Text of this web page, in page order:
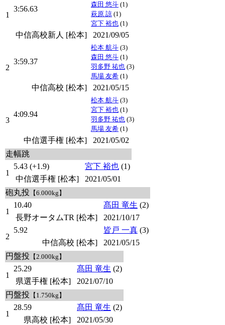
1
3:56.63
森田 悠斗 (1)
萩原 諒 (1)
宮下 裕也 (1)
中信高校新人 [松本] 2021/09/05
2
3:59.37
松本 航斗 (3)
森田 悠斗 (1)
羽多野 祐也 (3)
馬場 友希 (1)
中信高校 [松本] 2021/05/15
3
4:09.94
松本 航斗 (3)
宮下 裕也 (1)
羽多野 祐也 (3)
馬場 友希 (1)
中信選手権 [松本]
2021/05/02
走幅跳
1
5.43 (+1.9) 宮下 裕也 (1)
中信選手権 [松本]
2021/05/01
砲丸投 【6.000kg】
1
10.40 髙田 竜生 (2)
長野オータムTR [松本]
2021/10/17
2
5.92 皆戸 一真 (3)
中信高校 [松本]
2021/05/15
円盤投 【2.000kg】
1
25.29 髙田 竜生 (2)
県選手権 [松本]
2021/07/10
円盤投 【1.750kg】
1
28.59 髙田 竜生 (2)
県高校 [松本]
2021/05/30